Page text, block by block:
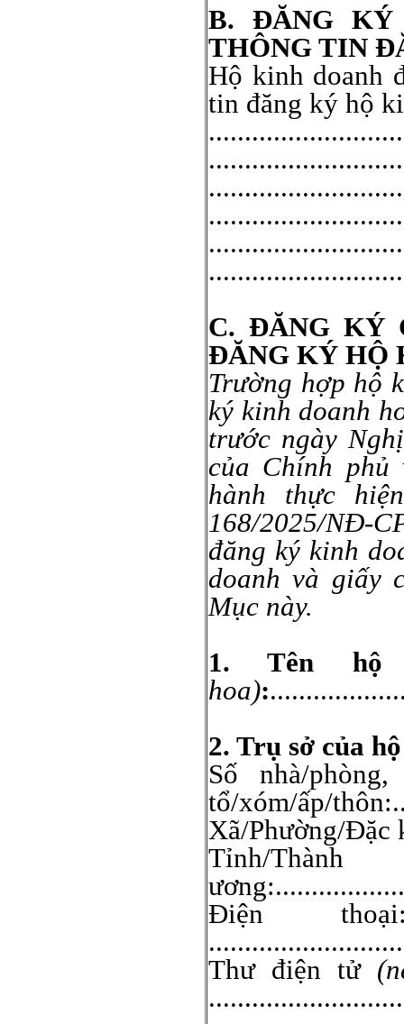
B. ĐĂNG KÝ
THÔNG TIN
Hộ kinh doanh
tin đăng ký hộ
C. ĐĂNG KÝ
ĐĂNG KÝ HỘ
Trường hợp hộ
ký kinh doanh
trước ngày
của Chính
hành thực
168/2025/NĐ-
đăng ký kinh
doanh và giấy
Mục này.
1. Tên
hoa):
2. Trụ sở của
Số nhà/
tổ/xóm/ấp/
Xã/Phường/Đặc
Tỉnh/
Điện
Thư điện tử